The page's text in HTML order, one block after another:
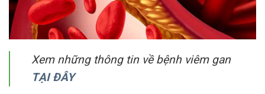
Xem những thông tin về bệnh viêm gan
TẠI ĐÂY